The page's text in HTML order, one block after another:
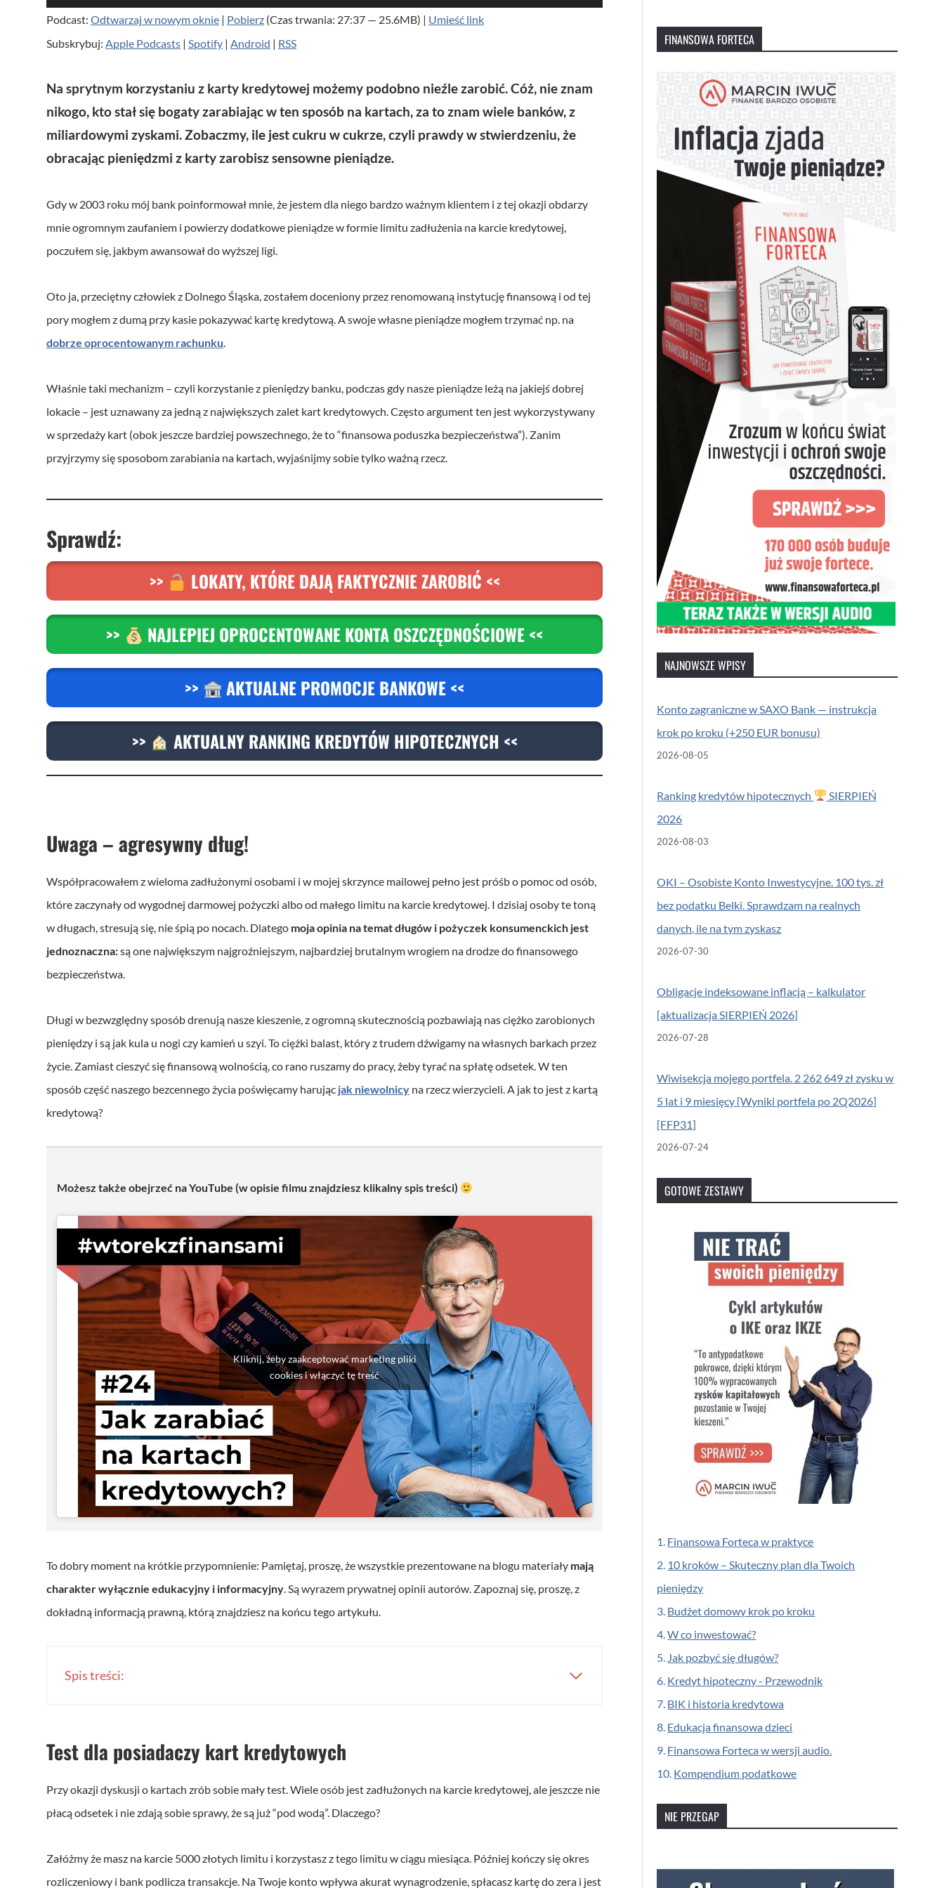
d
t
a
r
z
a
z
k
ó
w
ź
w
i
ę
o
y
c
h
z
a
k
ó
r
y
a
o
b
w
j
y
n
o
ś
ć
.
Podcast: Odtwarzaj w nowym oknie | Pobierz (Czas trwania: 27:37 — 25.6MB) | Umieść link
Subskrybuj: Apple Podcasts | Spotify | Android | RSS
Na sprytnym korzystaniu z karty kredytowej możemy podobno nieźle zarobić. Cóż, nie znam
nikogo, kto stał się bogaty zarabiając w ten sposób na kartach, za to znam wiele banków, z
miliardowymi zyskami. Zobaczmy, ile jest cukru w cukrze, czyli prawdy w stwierdzeniu, że
obracając pieniędzmi z karty zarobisz sensowne pieniądze.
Gdy w 2003 roku mój bank poinformował mnie, że jestem dla niego bardzo ważnym klientem i z tej okazji obdarzy
mnie ogromnym zaufaniem i powierzy dodatkowe pieniądze w formie limitu zadłużenia na karcie kredytowej,
poczułem się, jakbym awansował do wyższej ligi.
Oto ja, przeciętny człowiek z Dolnego Śląska, zostałem doceniony przez renomowaną instytucję finansową i od tej
pory mogłem z dumą przy kasie pokazywać kartę kredytową. A swoje własne pieniądze mogłem trzymać np. na
dobrze oprocentowanym rachunku.
Właśnie taki mechanizm – czyli korzystanie z pieniędzy banku, podczas gdy nasze pieniądze leżą na jakiejś dobrej
lokacie – jest uznawany za jedną z największych zalet kart kredytowych. Często argument ten jest wykorzystywany
w sprzedaży kart (obok jeszcze bardziej powszechnego, że to “finansowa poduszka bezpieczeństwa”). Zanim
przyjrzymy się sposobom zarabiania na kartach, wyjaśnijmy sobie tylko ważną rzecz.
Sprawdź:
>> LOKATY, KTÓRE DAJĄ FAKTYCZNIE ZAROBIĆ <<
>> NAJLEPIEJ OPROCENTOWANE KONTA OSZCZĘDNOŚCIOWE <<
>> AKTUALNE PROMOCJE BANKOWE <<
>> AKTUALNY RANKING KREDYTÓW HIPOTECZNYCH <<
Uwaga – agresywny dług!
Współpracowałem z wieloma zadłużonymi osobami i w mojej skrzynce mailowej pełno jest próśb o pomoc od osób,
które zaczynały od wygodnej darmowej pożyczki albo od małego limitu na karcie kredytowej. I dzisiaj osoby te toną
w długach, stresują się, nie śpią po nocach. Dlatego moja opinia na temat długów i pożyczek konsumenckich jest
jednoznaczna:są one największym najgroźniejszym, najbardziej brutalnym wrogiem na drodze do finansowego
bezpieczeństwa.
Długi w bezwzględny sposób drenują nasze kieszenie, z ogromną skutecznością pozbawiają nas ciężko zarobionych
pieniędzy i są jak kula u nogi czy kamień u szyi. To ciężki balast, który z trudem dźwigamy na własnych barkach przez
życie. Zamiast cieszyć się finansową wolnością, co rano ruszamy do pracy, żeby tyrać na spłatę odsetek. W ten
sposób część naszego bezcennego życia poświęcamy harując jak niewolnicy na rzecz wierzycieli. A jak to jest z kartą
kredytową?
Możesz także obejrzeć na YouTube (w opisie filmu znajdziesz klikalny spis treści)
Kliknij, żeby zaakceptować marketing pliki
cookies i włączyć tę treść
To dobry moment na krótkie przypomnienie: Pamiętaj, proszę, że wszystkie prezentowane na blogu materiały mają
charakter wyłącznie edukacyjny i informacyjny. Są wyrazem prywatnej opinii autorów. Zapoznaj się, proszę, z
dokładną informacją prawną, którą znajdziesz na końcu tego artykułu.
Spis treści:
Test dla posiadaczy kart kredytowych
Przy okazji dyskusji o kartach zrób sobie mały test. Wiele osób jest zadłużonych na karcie kredytowej, ale jeszcze nie
płacą odsetek i nie zdają sobie sprawy, że są już “pod wodą”. Dlaczego?
Załóżmy że masz na karcie 5000 złotych limitu i korzystasz z tego limitu w ciągu miesiąca. Później kończy się okres
rozliczeniowy i bank podlicza transakcje. Na Twoje konto wpływa akurat wynagrodzenie, spłacasz kartę do zera i jest
FINANSOWA FORTECA
NAJNOWSZE WPISY
Konto zagraniczne w SAXO Bank — instrukcja
krok po kroku (+250 EUR bonusu)
2026-08-05
Ranking kredytów hipotecznych
SIERPIEŃ
2026
2026-08-03
OKI – Osobiste Konto Inwestycyjne. 100 tys. zł
bez podatku Belki. Sprawdzam na realnych
danych, ile na tym zyskasz
2026-07-30
Obligacje indeksowane inflacją – kalkulator
[aktualizacja SIERPIEŃ 2026]
2026-07-28
Wiwisekcja mojego portfela. 2 262 649 zł zysku w
5 lat i 9 miesięcy [Wyniki portfela po 2Q2026]
[FFP31]
2026-07-24
GOTOWE ZESTAWY
1. Finansowa Forteca w praktyce
2. 10 kroków – Skuteczny plan dla Twoich
pieniędzy
3. Budżet domowy krok po kroku
4.W co inwestować?
5. Jak pozbyć się długów?
6. Kredyt hipoteczny - Przewodnik
7. BIK i historia kredytowa
8. Edukacja finansowa dzieci
9. Finansowa Forteca w wersji audio.
10. Kompendium podatkowe
NIE PRZEGAP